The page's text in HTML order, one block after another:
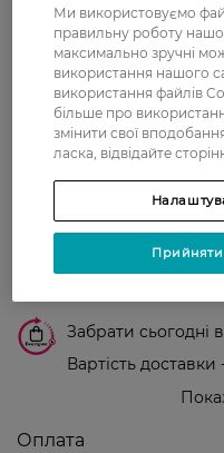
З 0 відгуків
Доставка
Нова пошта
безкоштовно від
Укрпошта
Вартість
Забрати сьогодні
Вартість доставки
Оплата
Ми використовуємо
правильну роботу
максимально зручні
використання нашого
використання файлів
більше про
змінити свої
ласка, відвідайте
Прийняти